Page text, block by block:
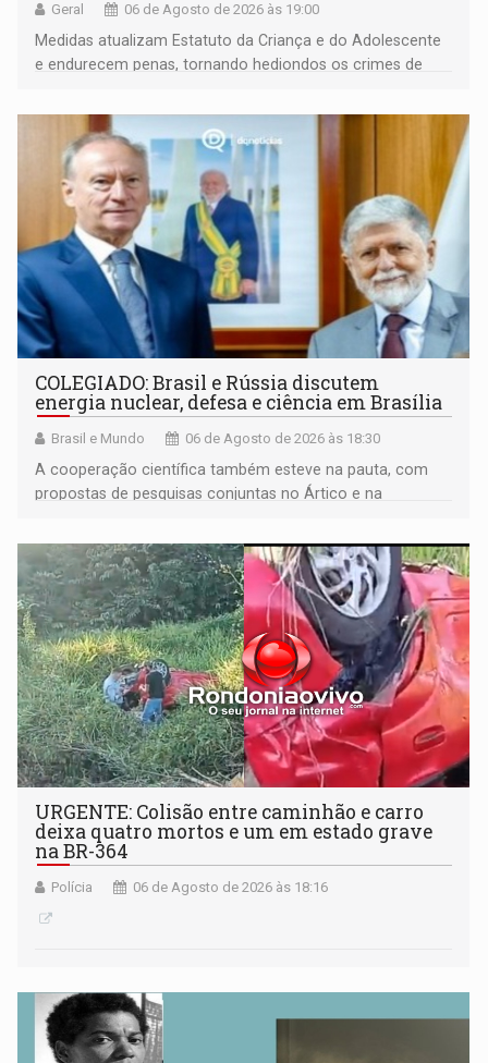
Geral 06 de Agosto de 2026 às 19:00
Medidas atualizam Estatuto da Criança e do Adolescente
e endurecem penas, tornando hediondos os crimes de
COLEGIADO: Brasil e Rússia discutem
energia nuclear, defesa e ciência em Brasília
Brasil e Mundo 06 de Agosto de 2026 às 18:30
A cooperação científica também esteve na pauta, com
propostas de pesquisas conjuntas no Ártico e na
URGENTE: Colisão entre caminhão e carro
deixa quatro mortos e um em estado grave
na BR-364
Polícia 06 de Agosto de 2026 às 18:16